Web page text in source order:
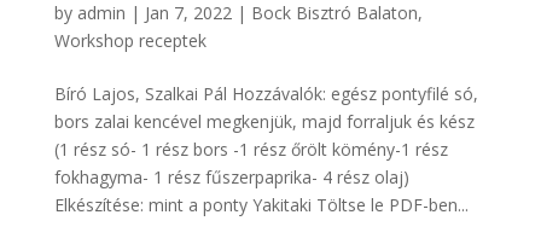
by admin | Jan 7, 2022| Bock Bisztró Balaton,
Workshop receptek
Bíró Lajos, Szalkai Pál Hozzávalók: egész pontyfilé só,
bors zalai kencével megkenjük, majd forraljuk és kész
(1 rész só- 1 rész bors -1 rész őrölt kömény-1 rész
fokhagyma- 1 rész fűszerpaprika- 4 rész olaj)
Elkészítése: mint a ponty Yakitaki Töltse le PDF-ben...